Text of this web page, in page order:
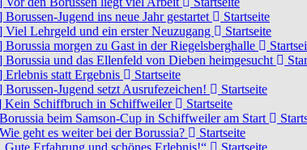
Borussen-Jugend ins neue Jahr gestartet
Startseite
Viel Lehrgeld und ein erster Neuzugang
Startseite
Borussia morgen zu Gast in der Riegelsberghalle
Borussia und das Ellenfeld von Dieben heimgesucht
Erlebnis statt Ergebnis
Startseite
Borussen-Jugend setzt Ausrufezeichen!
Startseite
Kein Schiffbruch in Schiffweiler
Startseite
Borussia beim Samson-Cup in Schiffweiler am Start
Wie geht es weiter bei der Borussia?
Startseite
„Gute Erfahrung und schönes Erlebnis!“ Startseite